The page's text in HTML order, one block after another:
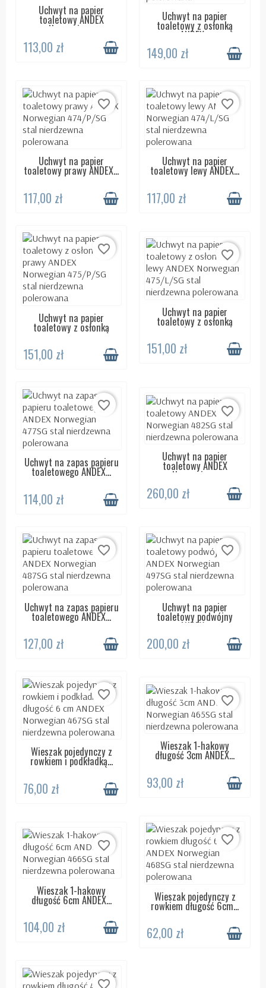
DOSTĘPNY 24H
Uchwyt na papier
toaletowy ANDEX
Norwegian...
113,00 zł
DOSTĘPNY 24H
Uchwyt na papier
toaletowy z osłonką
ANDEX...
149,00 zł
DOSTĘPNY 24H
favorite_border
Uchwyt na papier
toaletowy prawy ANDEX...
117,00 zł
DOSTĘPNY 24H
favorite_border
Uchwyt na papier
toaletowy lewy ANDEX...
117,00 zł
DOSTĘPNY 24H
favorite_border
Uchwyt na papier
toaletowy z osłonką
prawy...
151,00 zł
DOSTĘPNY 24H
favorite_border
Uchwyt na papier
toaletowy z osłonką
lewy...
151,00 zł
DOSTĘPNY 24H
favorite_border
Uchwyt na zapas papieru
toaletowego ANDEX...
114,00 zł
DOSTĘPNY 24H
favorite_border
Uchwyt na papier
toaletowy ANDEX
Norwegian...
260,00 zł
DOSTĘPNY 24H
favorite_border
Uchwyt na zapas papieru
toaletowego ANDEX...
127,00 zł
DOSTĘPNY 24H
favorite_border
Uchwyt na papier
toaletowy podwójny
ANDEX...
200,00 zł
DOSTĘPNY 24H
favorite_border
Wieszak pojedynczy z
rowkiem i podkładką...
76,00 zł
DOSTĘPNY 24H
favorite_border
Wieszak 1-hakowy
długość 3cm ANDEX...
93,00 zł
DOSTĘPNY 24H
favorite_border
Wieszak 1-hakowy
długość 6cm ANDEX...
104,00 zł
DOSTĘPNY 24H
favorite_border
Wieszak pojedynczy z
rowkiem długość 6cm...
62,00 zł
favorite_border